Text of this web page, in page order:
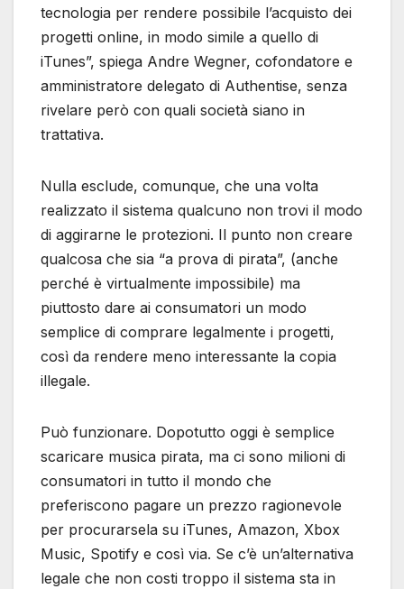
tecnologia per rendere possibile l’acquisto dei
progetti online, in modo simile a quello di
iTunes”, spiega Andre Wegner, cofondatore e
amministratore delegato di Authentise, senza
rivelare però con quali società siano in
trattativa.
Nulla esclude, comunque, che una volta
realizzato il sistema qualcuno non trovi il modo
di aggirarne le protezioni. Il punto non creare
qualcosa che sia “a prova di pirata”, (anche
perché è virtualmente impossibile) ma
piuttosto dare ai consumatori un modo
semplice di comprare legalmente i progetti,
così da rendere meno interessante la copia
illegale.
Può funzionare. Dopotutto oggi è semplice
scaricare musica pirata, ma ci sono milioni di
consumatori in tutto il mondo che
preferiscono pagare un prezzo ragionevole
per procurarsela su iTunes, Amazon, Xbox
Music, Spotify e così via. Se c’è un’alternativa
legale che non costi troppo il sistema sta in